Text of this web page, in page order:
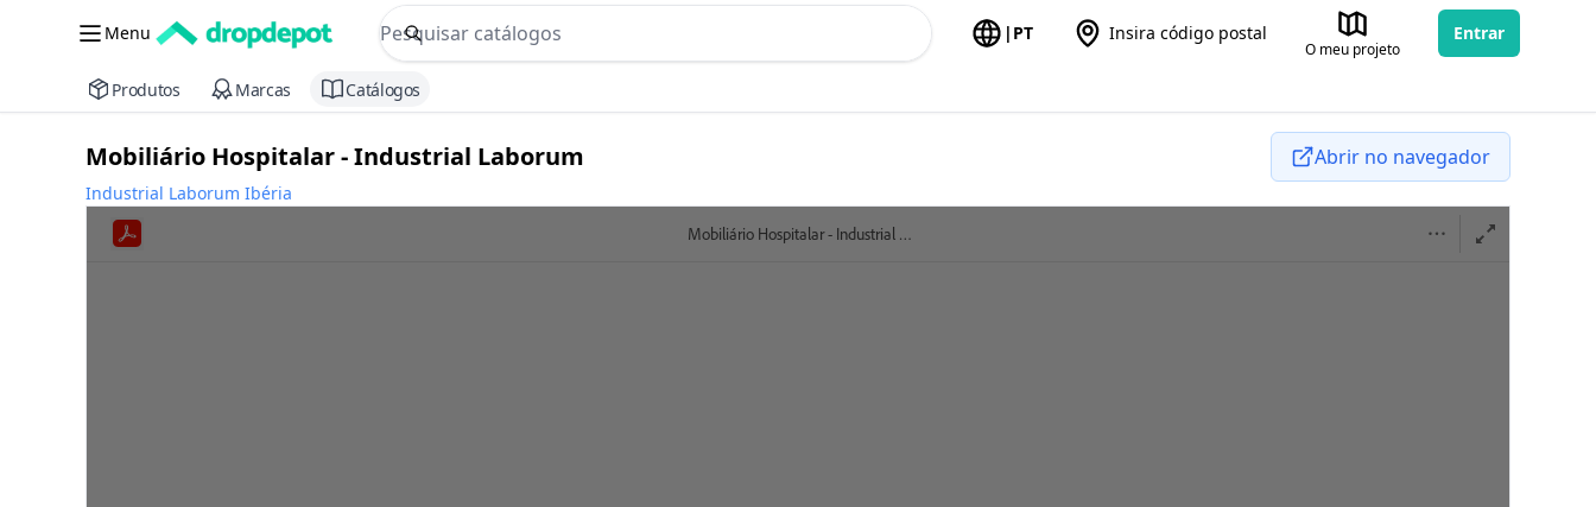
Menu
commerce search no header
Procurar
| PT Insira código postal
O meu projeto
Entrar
Produtos Marcas Catálogos
Mobiliário Hospitalar - Industrial Laborum Abrir no navegador
Industrial Laborum Ibéria